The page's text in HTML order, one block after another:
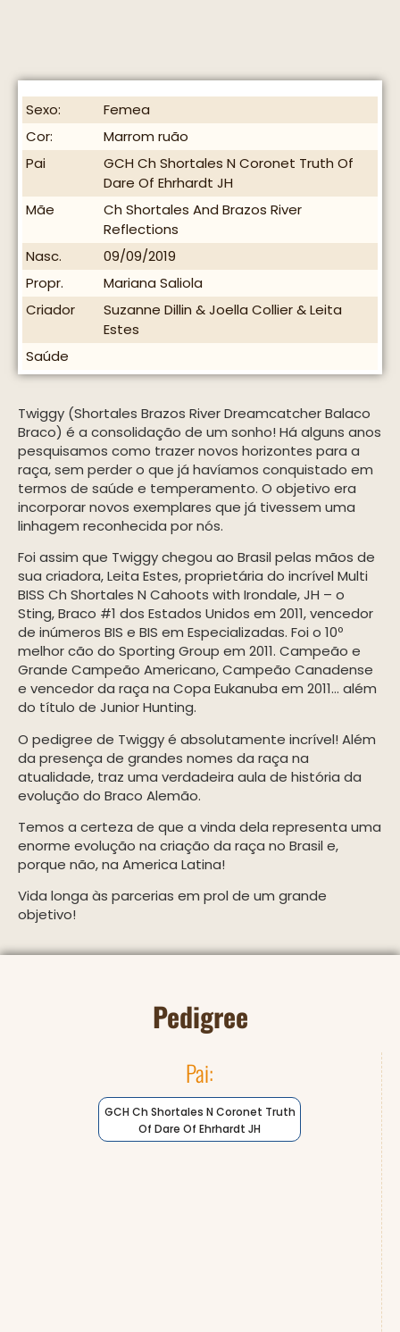
Sexo:
Femea
Cor:
Marrom ruão
Pai
GCH Ch Shortales N Coronet Truth Of
Dare Of Ehrhardt JH
Mãe
Ch Shortales And Brazos River
Reflections
Nasc.
09/09/2019
Propr.
Mariana Saliola
Criador
Suzanne Dillin & Joella Collier & Leita
Estes
Saúde
Twiggy (Shortales Brazos River Dreamcatcher Balaco
Braco) é a consolidação de um sonho! Há alguns anos
pesquisamos como trazer novos horizontes para a
raça, sem perder o que já havíamos conquistado em
termos de saúde e temperamento. O objetivo era
incorporar novos exemplares que já tivessem uma
linhagem reconhecida por nós.
Foi assim que Twiggy chegou ao Brasil pelas mãos de
sua criadora, Leita Estes, proprietária do incrível Multi
BISS Ch Shortales N Cahoots with Irondale, JH – o
Sting, Braco #1 dos Estados Unidos em 2011, vencedor
de inúmeros BIS e BIS em Especializadas. Foi o 10º
melhor cão do Sporting Group em 2011. Campeão e
Grande Campeão Americano, Campeão Canadense
e vencedor da raça na Copa Eukanuba em 2011… além
do título de Junior Hunting.
O pedigree de Twiggy é absolutamente incrível! Além
da presença de grandes nomes da raça na
atualidade, traz uma verdadeira aula de história da
evolução do Braco Alemão.
Temos a certeza de que a vinda dela representa uma
enorme evolução na criação da raça no Brasil e,
porque não, na America Latina!
Vida longa às parcerias em prol de um grande
objetivo!
Pedigree
Pai:
GCH Ch Shortales N Coronet Truth
Of Dare Of Ehrhardt JH